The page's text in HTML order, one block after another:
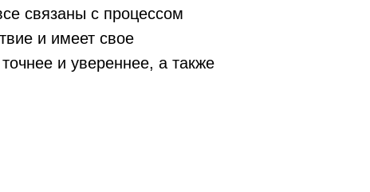
связаны с процессом
и имеет свое
и увереннее, а также